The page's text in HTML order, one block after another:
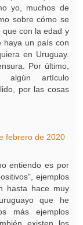
yo, muchos de
sobre cómo se
que con la edad y
haya un país con
en Uruguay.
Por último,
algún artículo
por las cosas
febrero de 2020
entiendo es por
ejemplos
hasta hace muy
que he
más ejemplos
existen los